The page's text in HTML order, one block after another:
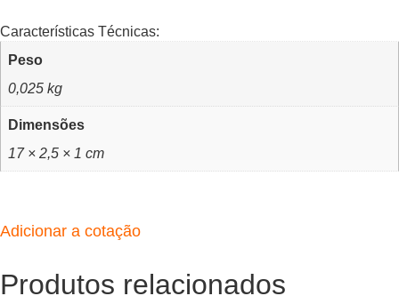
Características Técnicas:
Peso
0,025 kg
Dimensões
17 × 2,5 × 1 cm
Adicionar a cotação
Produtos relacionados